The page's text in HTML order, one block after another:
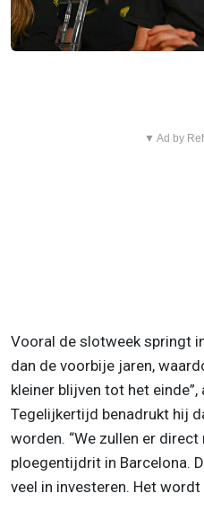
▼ Ad by
Vooral de slotweek springt
dan de voorbije jaren,
kleiner blijven tot het
Tegelijkertijd benadrukt hij
worden. “We zullen er
ploegentijdrit in Barcelona.
veel in investeren. Het wordt